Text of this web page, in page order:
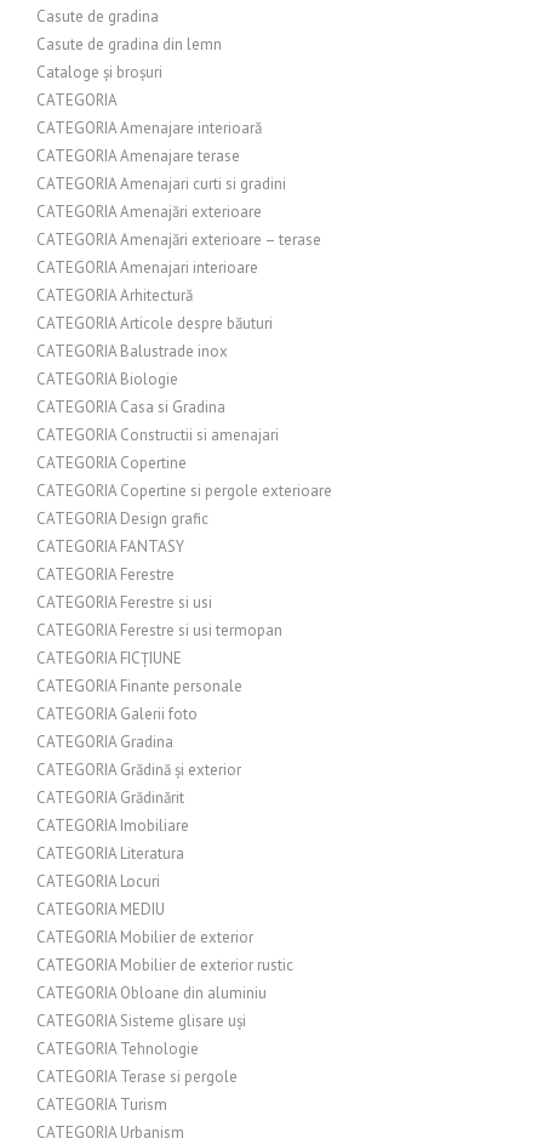
Casute de gradina
Casute de gradina din lemn
Cataloge și broșuri
CATEGORIA
CATEGORIA Amenajare interioară
CATEGORIA Amenajare terase
CATEGORIA Amenajari curti si gradini
CATEGORIA Amenajări exterioare
CATEGORIA Amenajări exterioare – terase
CATEGORIA Amenajari interioare
CATEGORIA Arhitectură
CATEGORIA Articole despre băuturi
CATEGORIA Balustrade inox
CATEGORIA Biologie
CATEGORIA Casa si Gradina
CATEGORIA Constructii si amenajari
CATEGORIA Copertine
CATEGORIA Copertine si pergole exterioare
CATEGORIA Design grafic
CATEGORIA FANTASY
CATEGORIA Ferestre
CATEGORIA Ferestre si usi
CATEGORIA Ferestre si usi termopan
CATEGORIA FICȚIUNE
CATEGORIA Finante personale
CATEGORIA Galerii foto
CATEGORIA Gradina
CATEGORIA Grădină și exterior
CATEGORIA Grădinărit
CATEGORIA Imobiliare
CATEGORIA Literatura
CATEGORIA Locuri
CATEGORIA MEDIU
CATEGORIA Mobilier de exterior
CATEGORIA Mobilier de exterior rustic
CATEGORIA Obloane din aluminiu
CATEGORIA Sisteme glisare uși
CATEGORIA Tehnologie
CATEGORIA Terase si pergole
CATEGORIA Turism
CATEGORIA Urbanism